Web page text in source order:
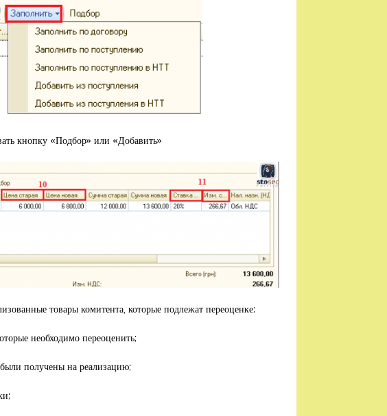
кнопку «Подбор» или «Добавить»
товары комитента, которые подлежат переоценке;
необходимо переоценить;
получены на реализацию;